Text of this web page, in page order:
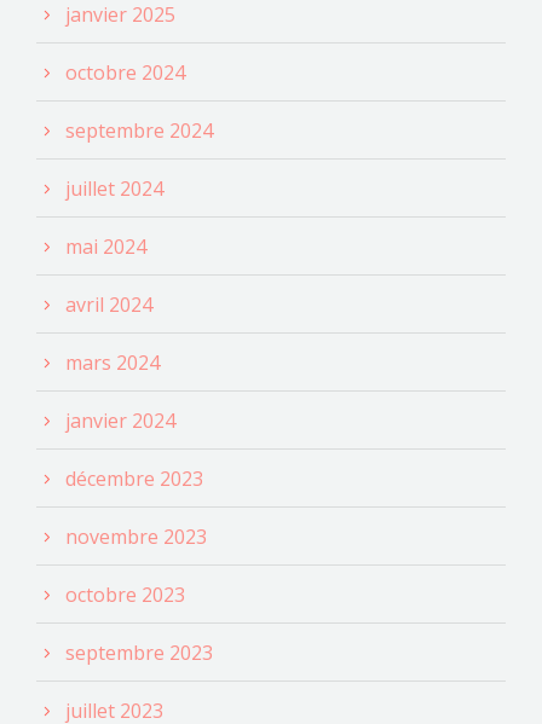
janvier 2025
octobre 2024
septembre 2024
juillet 2024
mai 2024
avril 2024
mars 2024
janvier 2024
décembre 2023
novembre 2023
octobre 2023
septembre 2023
juillet 2023